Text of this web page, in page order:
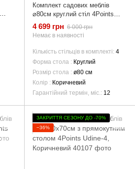
Комплект садових меблів
⌀80см круглий стіл 4Points
ARTE-4, Коричневий
4 699 грн 6 000 грн
Немає в наявності
Кількість стільців в комплекті 4
Форма стола
Круглий
Розмір стола
ø80 см
Колір
Коричневий
Гарантійний термін, міс.
12
ЗАКРИТТЯ СЕЗОНУ ДО -70%
−36%